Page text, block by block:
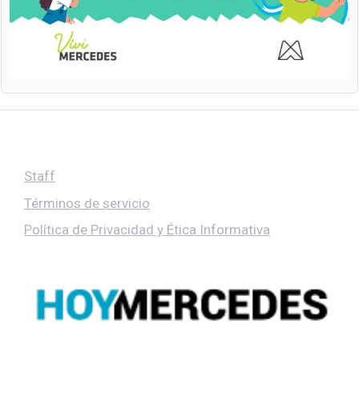
Staff
Términos de servicio
Política de Privacidad y Ética Informativa